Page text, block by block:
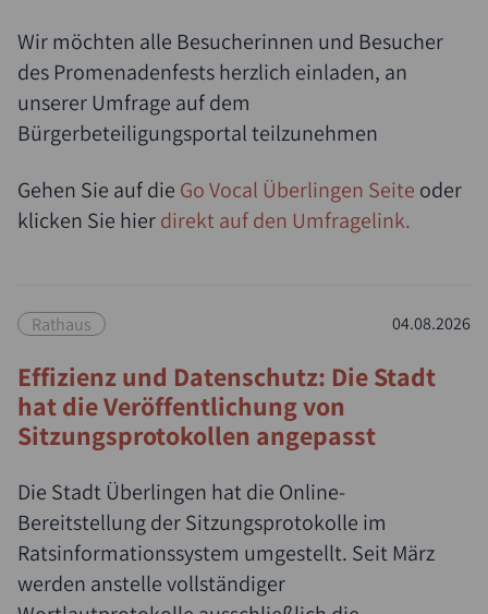
Wir möchten alle Besucherinnen und Besucher
des Promenadenfests herzlich einladen, an
unserer Umfrage auf dem
Bürgerbeteiligungsportal teilzunehmen
Gehen Sie auf die Go Vocal Überlingen Seite oder
klicken Sie hierdirekt auf den Umfragelink.
Rathaus 04.08.2026
Effizienz und Datenschutz: Die Stadt
hat die Veröffentlichung von
Sitzungsprotokollen angepasst
Die Stadt Überlingen hat die Online-
Bereitstellung der Sitzungsprotokolle im
Ratsinformationssystem umgestellt. Seit März
werden anstelle vollständiger